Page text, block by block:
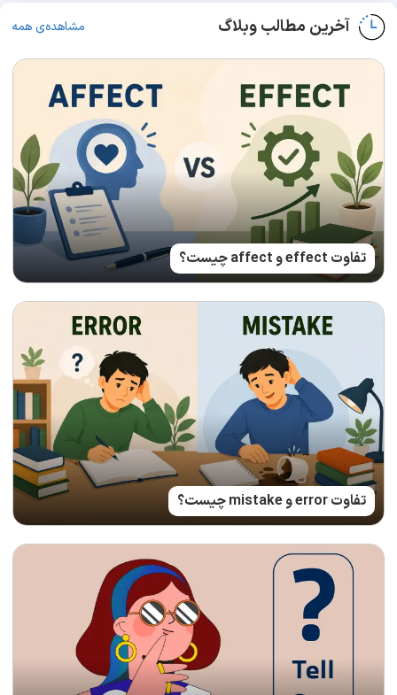
آخرین مطالب وبلاگ مشاهده‌ی همه
تفاوت effect و affect چیست؟
تفاوت error و mistake چیست؟